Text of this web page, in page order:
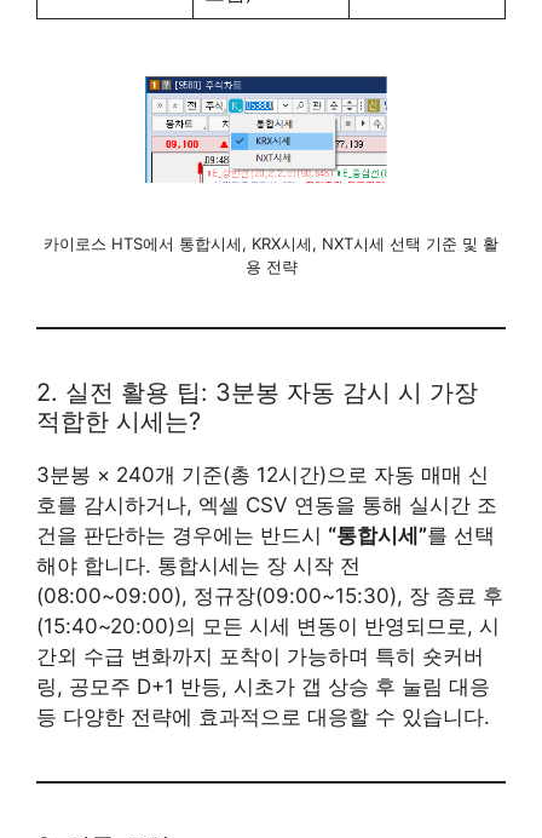
카이로스 HTS에서 통합시세, KRX시세, NXT시세 선택 기준 및 활
용 전략
2. 실전 활용 팁: 3분봉 자동 감시 시 가장
적합한 시세는?
3분봉 × 240개 기준(총 12시간)으로 자동 매매 신
호를 감시하거나, 엑셀 CSV 연동을 통해 실시간 조
건을 판단하는 경우에는 반드시 “통합시세”를 선택
해야 합니다. 통합시세는 장 시작 전
(08:00~09:00), 정규장(09:00~15:30), 장 종료 후
(15:40~20:00)의 모든 시세 변동이 반영되므로, 시
간외 수급 변화까지 포착이 가능하며 특히 숏커버
링, 공모주 D+1 반등, 시초가 갭 상승 후 눌림 대응
등 다양한 전략에 효과적으로 대응할 수 있습니다.